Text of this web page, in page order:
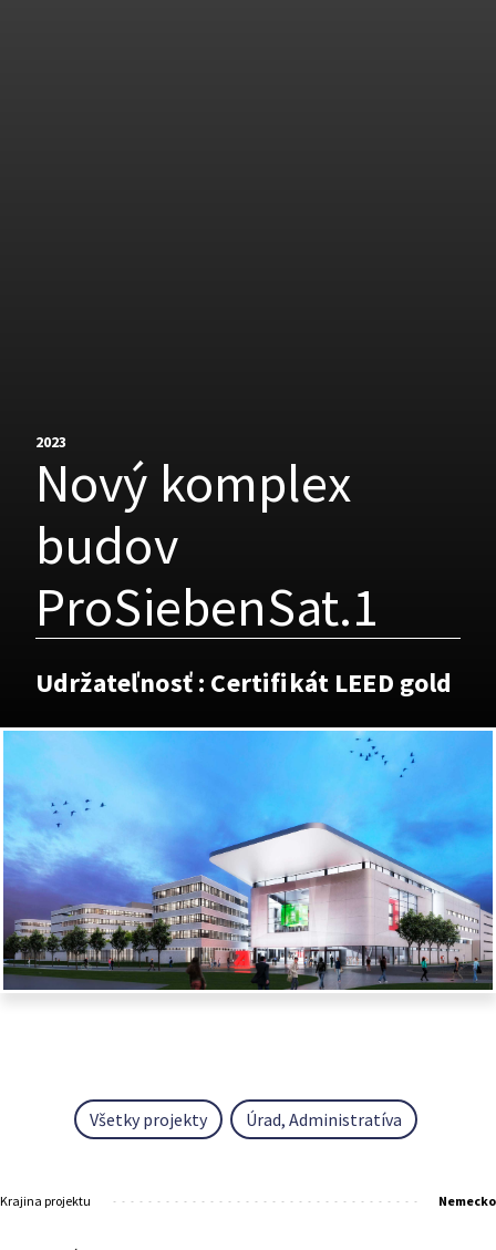
2023
Nový komplex
budov
ProSiebenSat.1
Udržateľnosť : Certifikát LEED gold
Všetky projekty Úrad, Administratíva
Krajina projektu Nemecko